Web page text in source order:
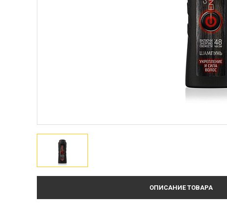
ОПИСАНИЕ ТОВАРА